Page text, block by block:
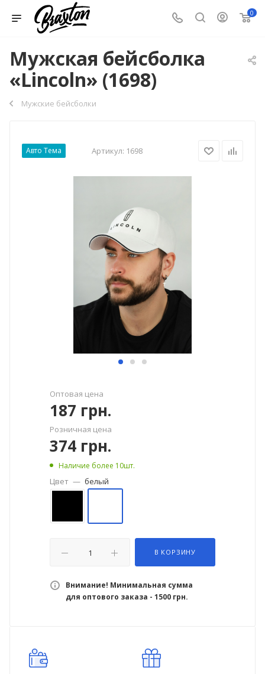
0
Мужская бейсболка
«Lincoln» (1698)
Мужские бейсболки
Авто Тема Артикул: 1698
Оптовая цена
187 грн.
Розничная цена
374 грн.
Наличие более 10шт.
Цвет — белый
В КОРЗИНУ
Внимание! Минимальная сумма
для оптового заказа - 1500 грн.